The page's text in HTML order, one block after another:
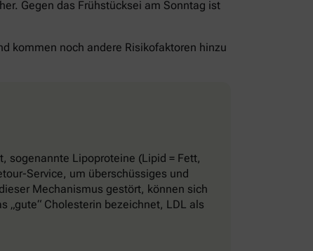
Gegen das Frühstücksei am Sonntag ist
kommen noch andere Risikofaktoren hinzu
sogenannte Lipoproteine (Lipid = Fett,
Service, um überschüssiges und
Mechanismus gestört, können sich
„gute“ Cholesterin bezeichnet, LDL als